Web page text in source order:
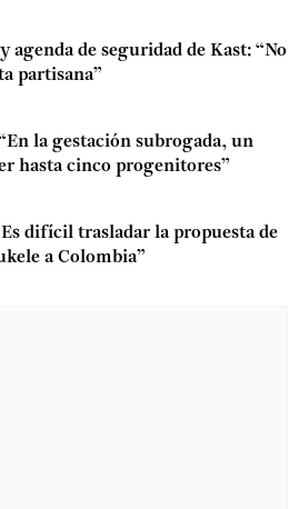
agenda de seguridad de Kast: “No
partisana”
la gestación subrogada, un
hasta cinco progenitores”
difícil trasladar la propuesta de
a Colombia”